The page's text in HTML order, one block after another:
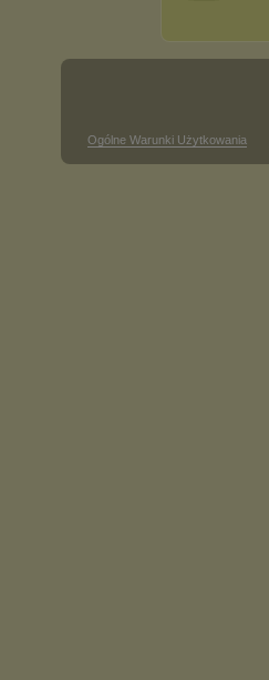
Ogólne Warunki Użytkowania